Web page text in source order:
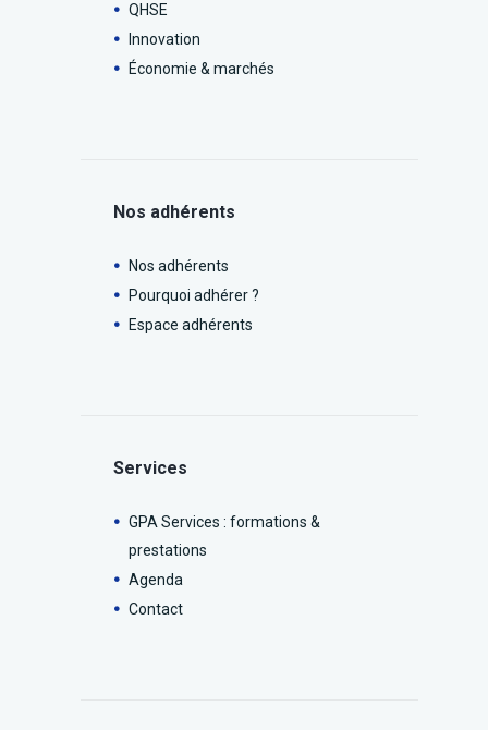
QHSE
Innovation
Économie & marchés
Nos adhérents
Nos adhérents
Pourquoi adhérer ?
Espace adhérents
Services
GPA Services : formations &
prestations
Agenda
Contact